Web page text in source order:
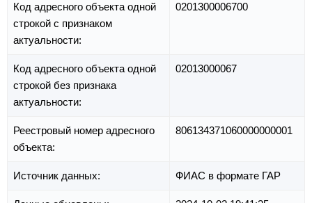
Код адресного объекта одной
строкой с признаком
актуальности:
0201300006700
Код адресного объекта одной
строкой без признака
актуальности:
02013000067
Реестровый номер адресного
объекта:
806134371060000000001
Источник данных: ФИАС в формате ГАР